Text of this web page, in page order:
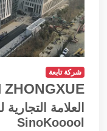
ZHONGXUE
شركة تابعة
العلامة
SinoKooool